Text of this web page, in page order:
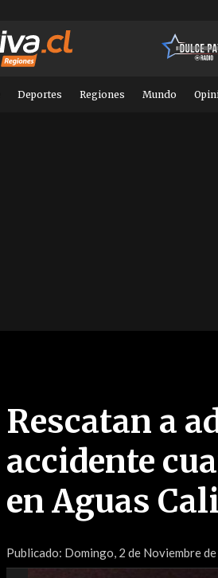
Deportes Regiones Mundo
Rescatan a
accidente
en Aguas
Publicado: Domingo, 2 de Noviembre